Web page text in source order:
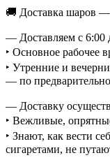
🚚 Доставка шаров —
— Доставляем с 6:00
‣ Основное рабочее
‣ Утренние и
— по
— Доставку
‣ Вежливые,
‣ Знают, как вести
сигаретами, не